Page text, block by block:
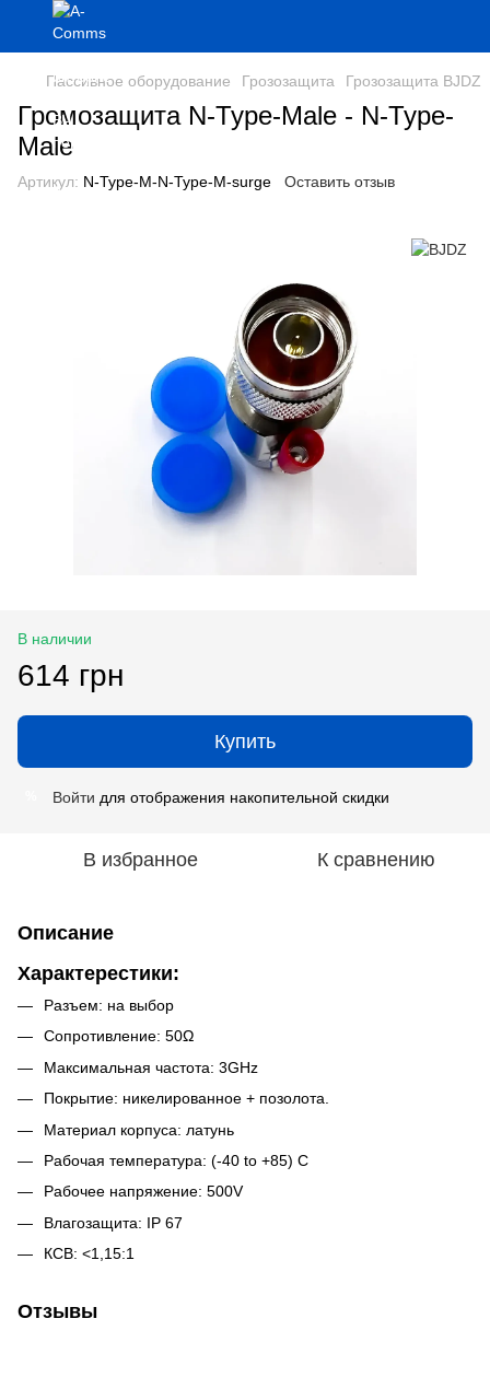
Пассивное оборудование Грозозащита Грозозащита BJDZ
Громозащита N-Type-Male - N-Type-
Male
Артикул: N-Type-M-N-Type-M-surge Оставить отзыв
В наличии
614 грн
Купить
Войти для отображения накопительной скидки
В избранное К сравнению
Описание
Характерестики:
Разъем: на выбор
Сопротивление: 50Ω
Максимальная частота: 3GHz
Покрытие: никелированное + позолота.
Материал корпуса: латунь
Рабочая температура: (-40 to +85) C
Рабочее напряжение: 500V
Влагозащита: IP 67
КСВ: <1,15:1
Отзывы